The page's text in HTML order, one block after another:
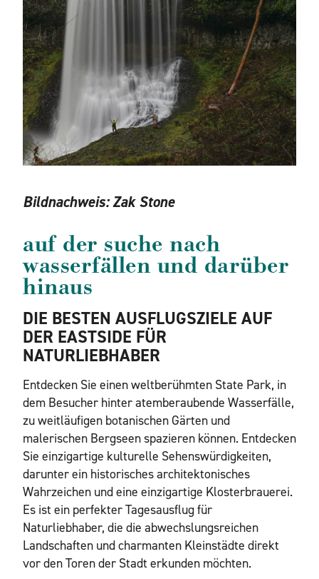
Bildnachweis:Zak Stone
auf der suche nach
wasserfällen und darüber
hinaus
DIE BESTEN AUSFLUGSZIELE AUF
DER EASTSIDE FÜR
NATURLIEBHABER
Entdecken Sie einen weltberühmten State Park, in
dem Besucher hinter atemberaubende Wasserfälle,
zu weitläufigen botanischen Gärten und
malerischen Bergseen spazieren können. Entdecken
Sie einzigartige kulturelle Sehenswürdigkeiten,
darunter ein historisches architektonisches
Wahrzeichen und eine einzigartige Klosterbrauerei.
Es ist ein perfekter Tagesausflug für
Naturliebhaber, die die abwechslungsreichen
Landschaften und charmanten Kleinstädte direkt
vor den Toren der Stadt erkunden möchten.